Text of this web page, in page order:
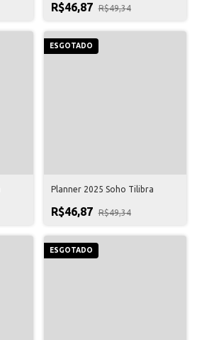
R$46,87 R$49,34
ESGOTADO
Planner 2025 Soho Tilibra
R$46,87 R$49,34
ESGOTADO